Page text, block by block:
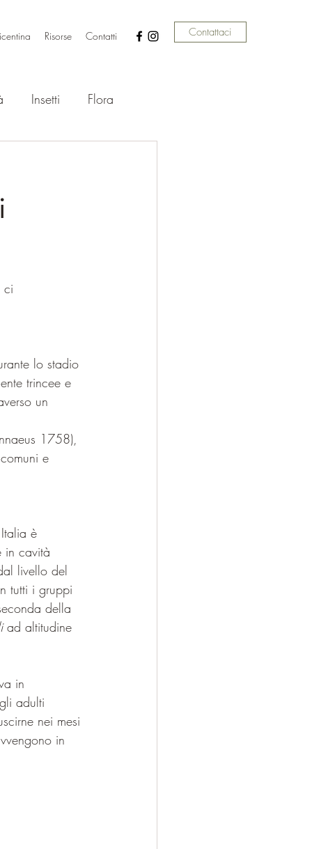
Risorse Contatti Contattaci
Insetti Flora
ci
lo stadio
trincee e
un
1758),
e
è
in cavità
livello del
tutti i gruppi
della
ad altitudine
in
adulti
nei mesi
in